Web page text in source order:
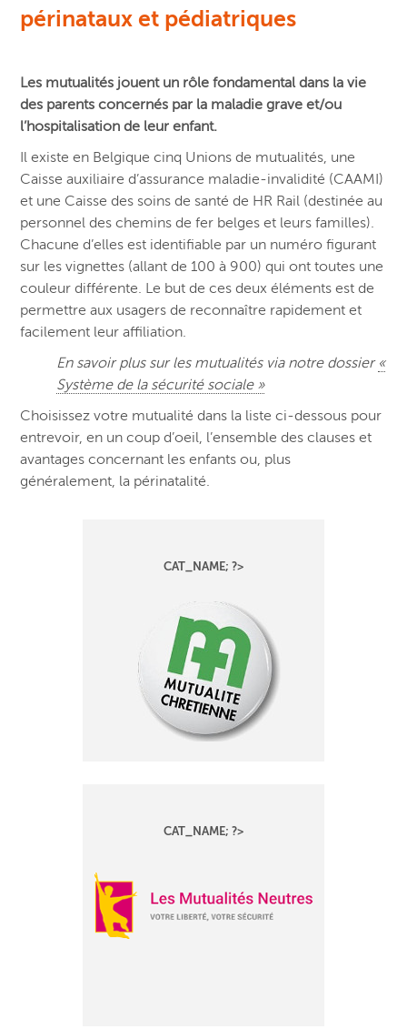
périnataux et pédiatriques
Les mutualités jouent un rôle fondamental dans la vie
des parents concernés par la maladie grave et/ou
l’hospitalisation de leur enfant.
Il existe en Belgique cinq Unions de mutualités, une
Caisse auxiliaire d’assurance maladie-invalidité (CAAMI)
et une Caisse des soins de santé de HR Rail (destinée au
personnel des chemins de fer belges et leurs familles).
Chacune d’elles est identifiable par un numéro figurant
sur les vignettes (allant de 100 à 900) qui ont toutes une
couleur différente. Le but de ces deux éléments est de
permettre aux usagers de reconnaître rapidement et
facilement leur affiliation.
En savoir plus sur les mutualités via notre dossier «
Système de la sécurité sociale »
Choisissez votre mutualité dans la liste ci-dessous pour
entrevoir, en un coup d’oeil, l’ensemble des clauses et
avantages concernant les enfants ou, plus
généralement, la périnatalité.
CAT_NAME; ?>
CAT_NAME; ?>